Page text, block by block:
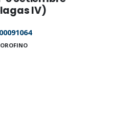
IV)
00091064